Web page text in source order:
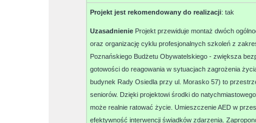
Projekt jest rekomendowany do realizacji:tak
Uzasadnienie Projekt przewiduje montaż dwóch
oraz organizację cyklu profesjonalnych szkoleń z
Poznańskiego Budżetu Obywatelskiego - zwiększa
gotowości do reagowania w sytuacjach zagrożenia
budynek Rady Osiedla przy ul. Morasko 57) to
seniorów. Dzięki projektowi środki do
może realnie ratować życie. Umieszczenie AED w
efektywność interwencji świadków zdarzenia.